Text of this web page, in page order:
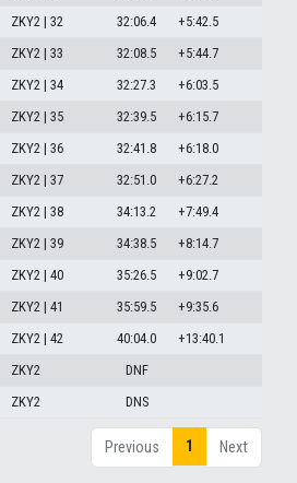
ZKY2 | 32 32:06.4
+5:42.5
ZKY2 | 33 32:08.5
+5:44.7
ZKY2 | 34 32:27.3
+6:03.5
ZKY2 | 35 32:39.5
+6:15.7
ZKY2 | 36 32:41.8
+6:18.0
ZKY2 | 37 32:51.0
+6:27.2
ZKY2 | 38 34:13.2
+7:49.4
ZKY2 | 39 34:38.5
+8:14.7
ZKY2 | 40 35:26.5
+9:02.7
ZKY2 | 41 35:59.5
+9:35.6
ZKY2 | 42 40:04.0
+13:40.1
ZKY2
DNF
ZKY2 DNS
Previous 1 Next